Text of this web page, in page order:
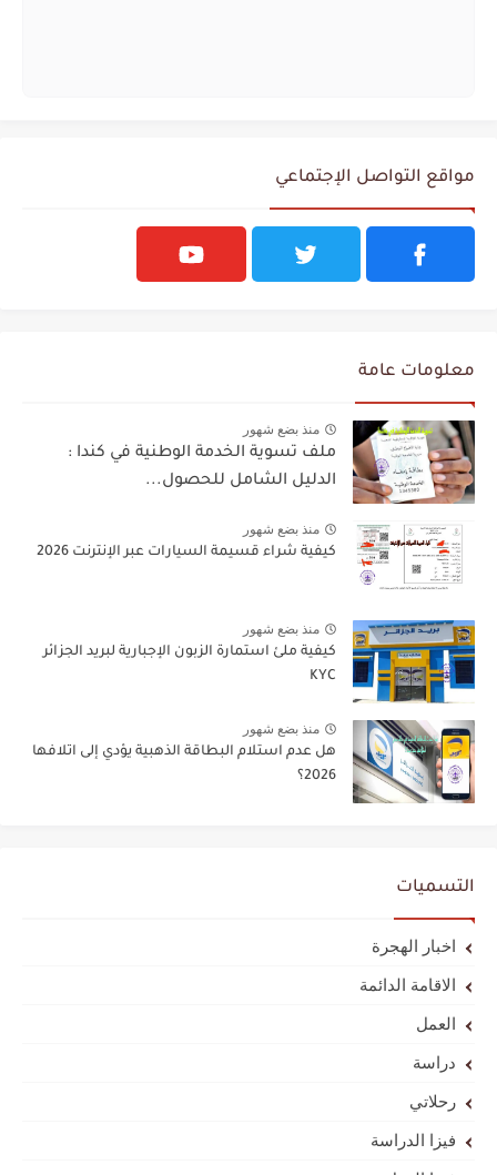
مواقع التواصل الإجتماعي
معلومات عامة
منذ بضع شهور
ملف تسوية الخدمة الوطنية في كندا :
الدليل الشامل للحصول...
منذ بضع شهور
كيفية شراء قسيمة السيارات عبر الإنترنت 2026
منذ بضع شهور
كيفية ملئ استمارة الزبون الإجبارية لبريد الجزائر
KYC
منذ بضع شهور
هل عدم استلام البطاقة الذهبية يؤدي إلى اتلافها
2026؟
التسميات
اخبار الهجرة
الاقامة الدائمة
العمل
دراسة
رحلاتي
فيزا الدراسة